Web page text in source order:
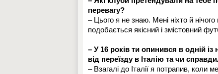
перевагу?
– Цього я не знаю. Мені ніхто й
подобається якісний і змістовний
– У 16 років ти опинився в одній із
від переїзду в Італію та чи
– Взагалі до Італії я потрапив, коли